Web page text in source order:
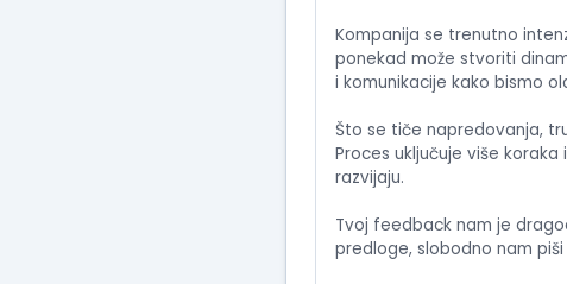
Kompanija se trenutno
ponekad može stvoriti
i komunikacije kako bismo
Što se tiče napredovanja,
Proces uključuje više
razvijaju.
Tvoj feedback nam je
predloge, slobodno nam piši